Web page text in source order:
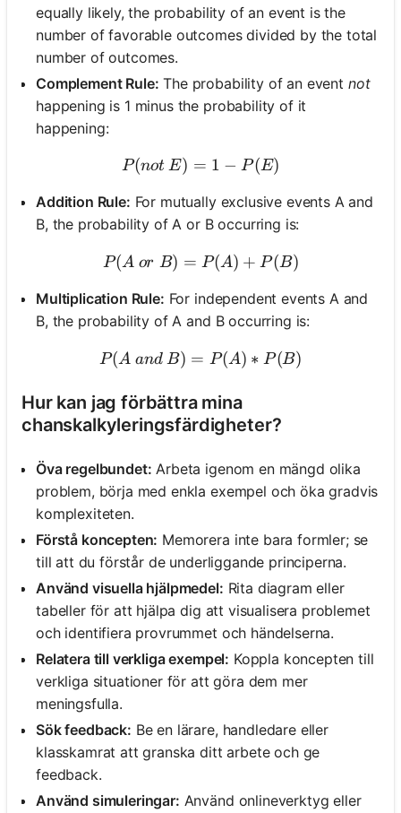
equally likely, the probability of an event is the
number of favorable outcomes divided by the total
number of outcomes.
Complement Rule: The probability of an event not
happening is 1 minus the probability of it
happening:
P(not\ E) = 1 - P(E)
P(not E) = 1 − P(E)
Addition Rule: For mutually exclusive events A and
B, the probability of A or B occurring is:
P(A\ or\ B) = P(A) +
P(A or B) = P(A) + P(B)
Multiplication Rule: For independent events A and
B, the probability of A and B occurring is:
P(A\ and\ B) = P(A) *
P(A and B) = P(A) ∗ P(B)
Hur kan jag förbättra mina
chanskalkyleringsfärdigheter?
Öva regelbundet: Arbeta igenom en mängd olika
problem, börja med enkla exempel och öka gradvis
komplexiteten.
Förstå koncepten: Memorera inte bara formler; se
till att du förstår de underliggande principerna.
Använd visuella hjälpmedel: Rita diagram eller
tabeller för att hjälpa dig att visualisera problemet
och identifiera provrummet och händelserna.
Relatera till verkliga exempel: Koppla koncepten till
verkliga situationer för att göra dem mer
meningsfulla.
Sök feedback: Be en lärare, handledare eller
klasskamrat att granska ditt arbete och ge
feedback.
Använd simuleringar: Använd onlineverktyg eller